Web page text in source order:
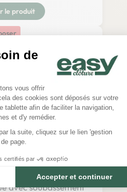
de
du
vous offrir
des cookies sont déposés sur votre
tablette afin de faciliter la navigation,
et d'y remédier.
la suite, cliquez sur le lien 'gestion
page.
certifiés par
Accepter et continuer
consent
le produit
avec soubassement